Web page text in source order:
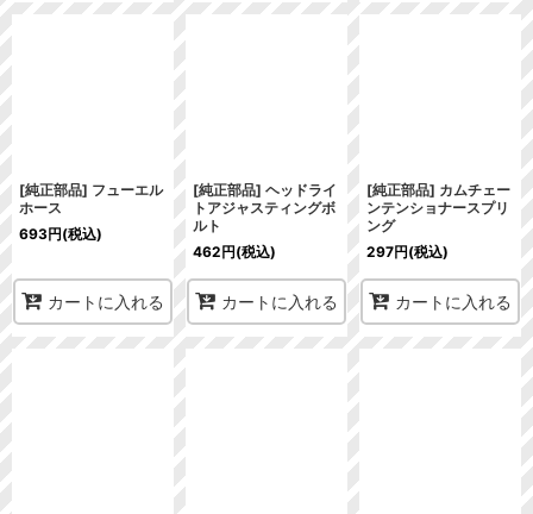
[純正部品] フューエル
ホース
693円(税込)
カートに入れる
[純正部品] ヘッドライ
トアジャスティングボ
ルト
462円(税込)
カートに入れる
[純正部品] カムチェー
ンテンショナースプリ
ング
297円(税込)
カートに入れる